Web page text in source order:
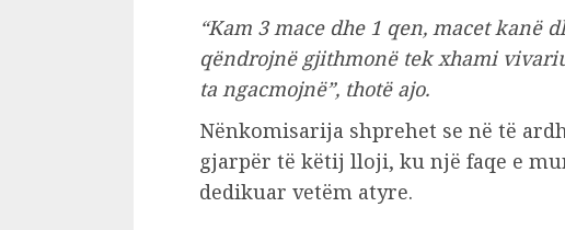
“Kam 3 mace dhe 1 qen, macet kanë
qëndrojnë gjithmonë tek xhami
ta ngacmojnë”, thotë ajo.
Nënkomisarija shprehet se në të
gjarpër të këtij lloji, ku një faqe e
dedikuar vetëm atyre.